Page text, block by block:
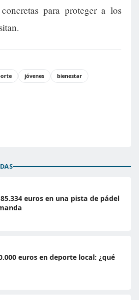
para proteger a los
jóvenes
bienestar
euros en una pista de pádel
euros en deporte local: ¿qué